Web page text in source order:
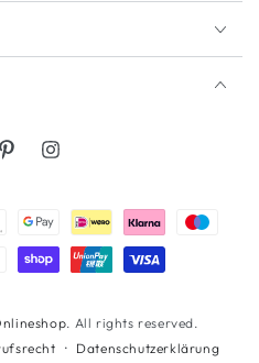
PinterestInstagram
. All rights reserved.
Datenschutzerklärung